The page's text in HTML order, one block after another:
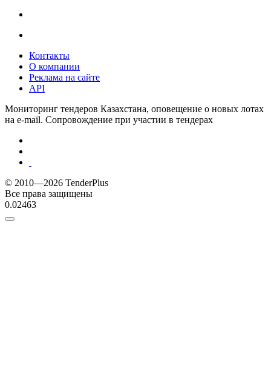
Контакты
О компании
Реклама на сайте
API
Мониторинг тендеров Казахстана, оповещение о новых лотах
на e-mail. Сопровождение при участии в тендерах
© 2010—2026 TenderPlus
Все права защищены
0.02463